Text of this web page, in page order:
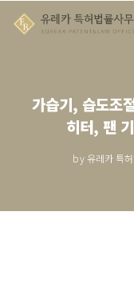
가습기, 습도조
히터, 팬
by 유레카 특